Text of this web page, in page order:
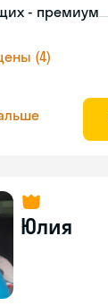
- премиум
(4)
Юлия